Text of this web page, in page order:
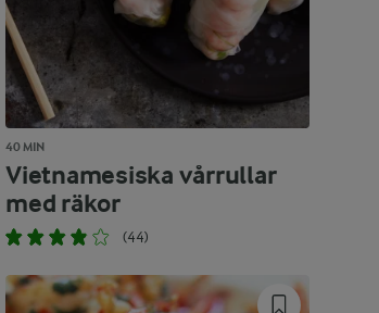
40 MIN
Vietnamesiska vårrullar
med räkor
(44)